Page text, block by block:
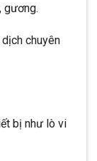
gương.
chuyên
bị như lò vi